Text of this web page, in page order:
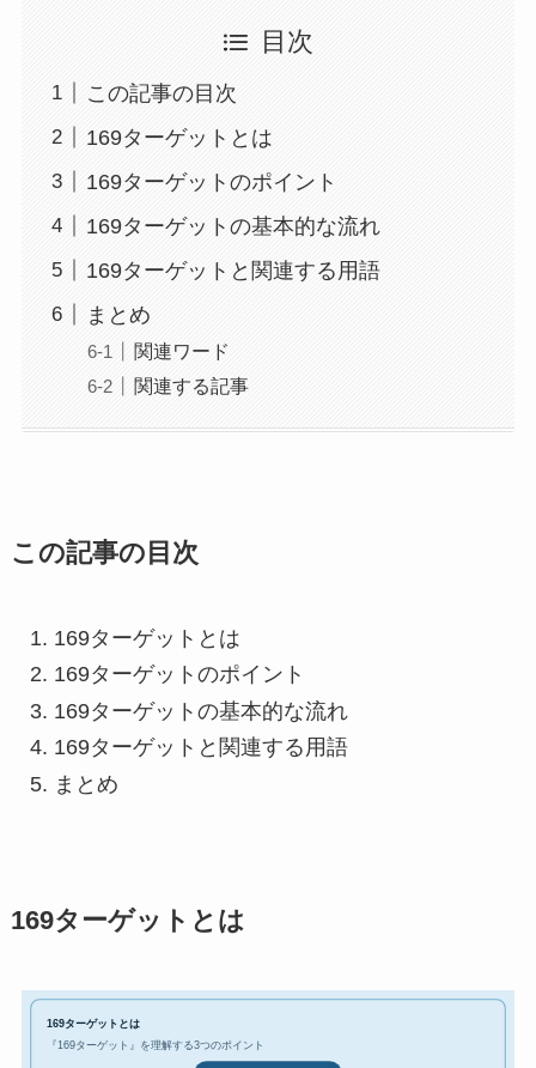
目次
この記事の目次
169ターゲットとは
169ターゲットのポイント
169ターゲットの基本的な流れ
169ターゲットと関連する用語
まとめ
関連ワード
関連する記事
この記事の目次
169ターゲットとは
169ターゲットのポイント
169ターゲットの基本的な流れ
169ターゲットと関連する用語
まとめ
169ターゲットとは
169ターゲットとは
『169ターゲット』を理解する3つのポイント